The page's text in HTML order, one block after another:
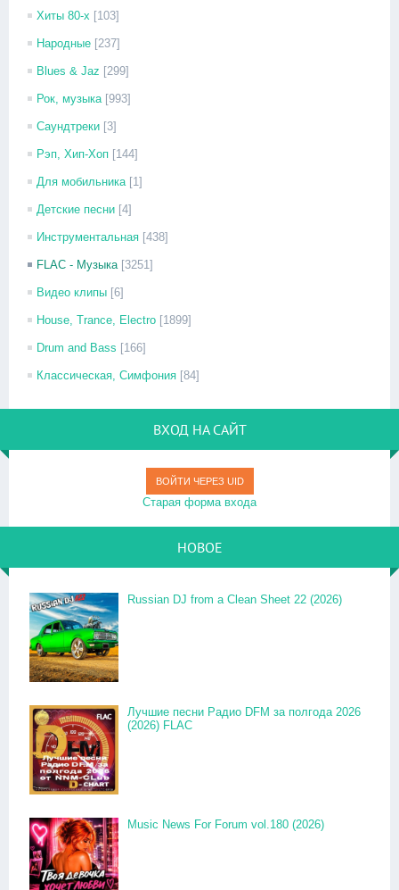
Хиты 80-х [103]
Народные [237]
Blues & Jaz [299]
Рок, музыка [993]
Саундтреки [3]
Рэп, Хип-Хоп [144]
Для мобильника [1]
Детские песни [4]
Инструментальная [438]
FLAC - Музыка [3251]
Видео клипы [6]
House, Trance, Electro [1899]
Drum and Bass [166]
Классическая, Симфония [84]
ВХОД НА САЙТ
ВОЙТИ ЧЕРЕЗ UID
Старая форма входа
НОВОЕ
Russian DJ from a Clean Sheet 22 (2026)
Лучшие песни Радио DFM за полгода 2026
(2026) FLAC
Music News For Forum vol.180 (2026)